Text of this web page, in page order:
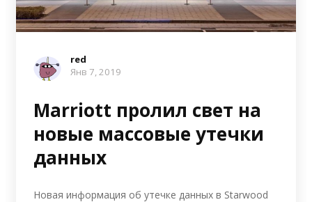
red
Янв 7, 2019
Marriott пролил свет на
новые массовые утечки
данных
Новая информация об утечке данных в Starwood